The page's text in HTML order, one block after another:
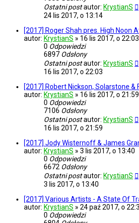
Ostatni postautor: KrystianS
24 lis 2017, o 13:14
[2017] Roger Shah pres. High Noon
autor: KrystianS » 16 lis 2017, o 22:03
0 Odpowiedzi
6897 Odsłony
Ostatni postautor: KrystianS
16 lis 2017, o 22:03
[2017] Robert Nickson, Solarstone &
autor: KrystianS » 16 lis 2017, o 21:59
0 Odpowiedzi
7106 Odsłony
Ostatni postautor: KrystianS
16 lis 2017, o 21:59
[2017] Jody Wisternoff & James
autor: KrystianS » 3 lis 2017, o 13:40
0 Odpowiedzi
6672 Odsłony
Ostatni postautor: KrystianS
3 lis 2017, o 13:40
[2017] Various Artists - A State Of
autor: KrystianS » 24 paź 2017, o
0 Odpowiedzi